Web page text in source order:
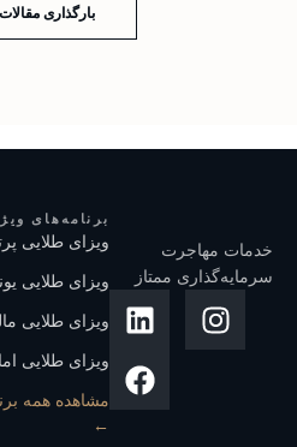
بارگذاری
خدمات مهاجرت
سرمایه‌گذاری ممتاز
برنامه‌های
ویزای طلایی
ویزای طلایی
ویزای طلایی
ویزای طلایی
مشاهده همه
←